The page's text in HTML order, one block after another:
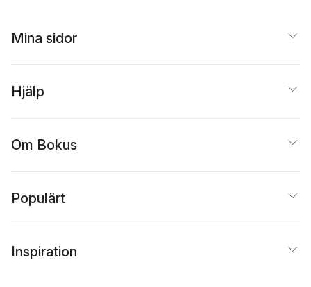
Mina sidor
Hjälp
Om Bokus
Populärt
Inspiration